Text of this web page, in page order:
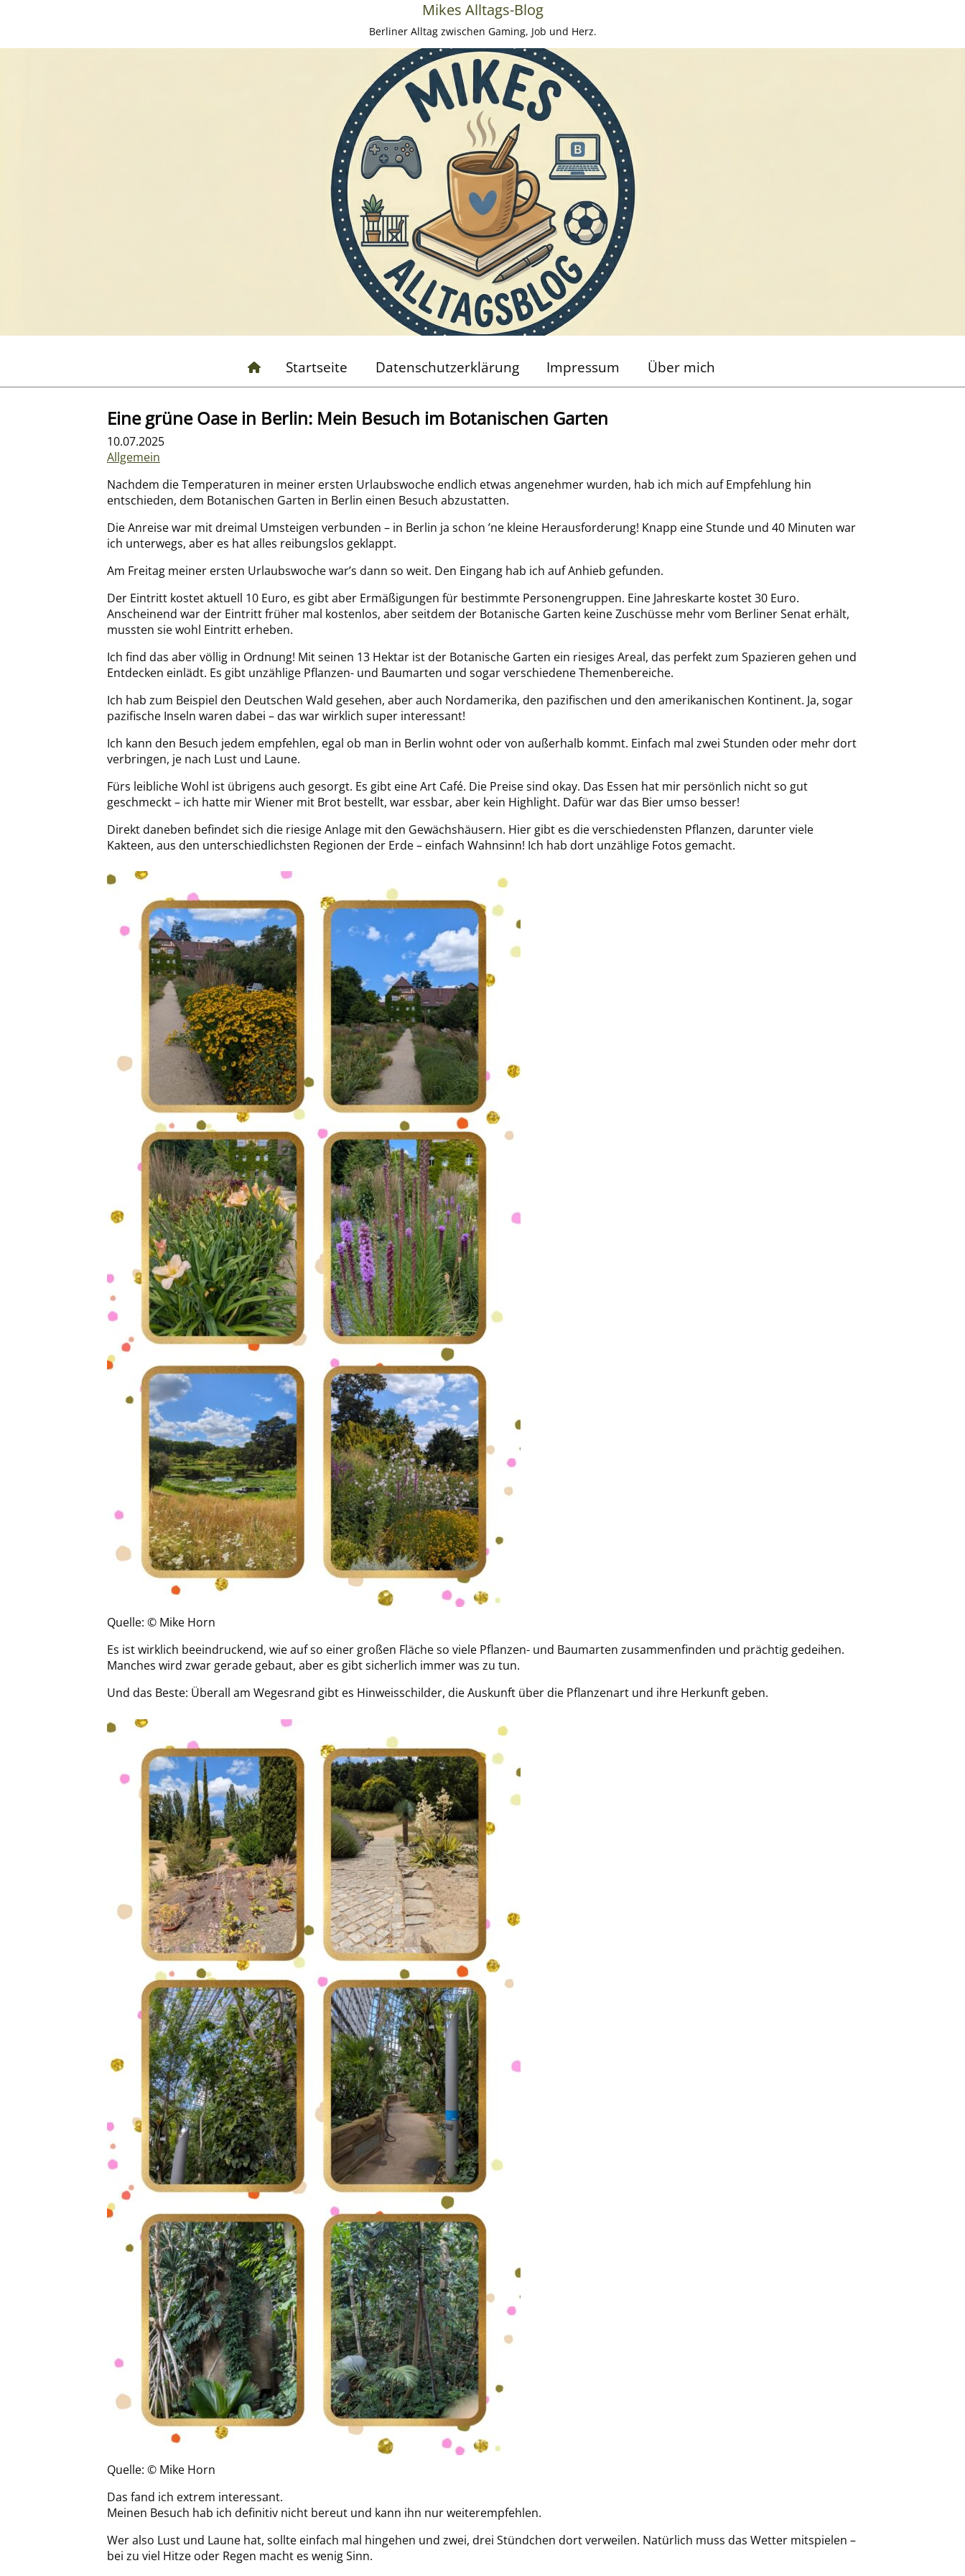
Mikes Alltags-Blog
Berliner Alltag zwischen Gaming, Job und Herz.
Startseite Datenschutzerklärung Impressum Über mich
Eine grüne Oase in Berlin: Mein Besuch im Botanischen Garten
10.07.2025
Allgemein
Nachdem die Temperaturen in meiner ersten Urlaubswoche endlich etwas angenehmer wurden, hab ich mich auf Empfehlung hin
entschieden, dem Botanischen Garten in Berlin einen Besuch abzustatten.
Die Anreise war mit dreimal Umsteigen verbunden – in Berlin ja schon ’ne kleine Herausforderung! Knapp eine Stunde und 40 Minuten war
ich unterwegs, aber es hat alles reibungslos geklappt.
Am Freitag meiner ersten Urlaubswoche war’s dann so weit. Den Eingang hab ich auf Anhieb gefunden.
Der Eintritt kostet aktuell 10 Euro, es gibt aber Ermäßigungen für bestimmte Personengruppen. Eine Jahreskarte kostet 30 Euro.
Anscheinend war der Eintritt früher mal kostenlos, aber seitdem der Botanische Garten keine Zuschüsse mehr vom Berliner Senat erhält,
mussten sie wohl Eintritt erheben.
Ich find das aber völlig in Ordnung! Mit seinen 13 Hektar ist der Botanische Garten ein riesiges Areal, das perfekt zum Spazieren gehen und
Entdecken einlädt. Es gibt unzählige Pflanzen- und Baumarten und sogar verschiedene Themenbereiche.
Ich hab zum Beispiel den Deutschen Wald gesehen, aber auch Nordamerika, den pazifischen und den amerikanischen Kontinent. Ja, sogar
pazifische Inseln waren dabei – das war wirklich super interessant!
Ich kann den Besuch jedem empfehlen, egal ob man in Berlin wohnt oder von außerhalb kommt. Einfach mal zwei Stunden oder mehr dort
verbringen, je nach Lust und Laune.
Fürs leibliche Wohl ist übrigens auch gesorgt. Es gibt eine Art Café. Die Preise sind okay. Das Essen hat mir persönlich nicht so gut
geschmeckt – ich hatte mir Wiener mit Brot bestellt, war essbar, aber kein Highlight. Dafür war das Bier umso besser!
Direkt daneben befindet sich die riesige Anlage mit den Gewächshäusern. Hier gibt es die verschiedensten Pflanzen, darunter viele
Kakteen, aus den unterschiedlichsten Regionen der Erde – einfach Wahnsinn! Ich hab dort unzählige Fotos gemacht.
Quelle: © Mike Horn
Es ist wirklich beeindruckend, wie auf so einer großen Fläche so viele Pflanzen- und Baumarten zusammenfinden und prächtig gedeihen.
Manches wird zwar gerade gebaut, aber es gibt sicherlich immer was zu tun.
Und das Beste: Überall am Wegesrand gibt es Hinweisschilder, die Auskunft über die Pflanzenart und ihre Herkunft geben.
Quelle: © Mike Horn
Das fand ich extrem interessant.
Meinen Besuch hab ich definitiv nicht bereut und kann ihn nur weiterempfehlen.
Wer also Lust und Laune hat, sollte einfach mal hingehen und zwei, drei Stündchen dort verweilen. Natürlich muss das Wetter mitspielen –
bei zu viel Hitze oder Regen macht es wenig Sinn.